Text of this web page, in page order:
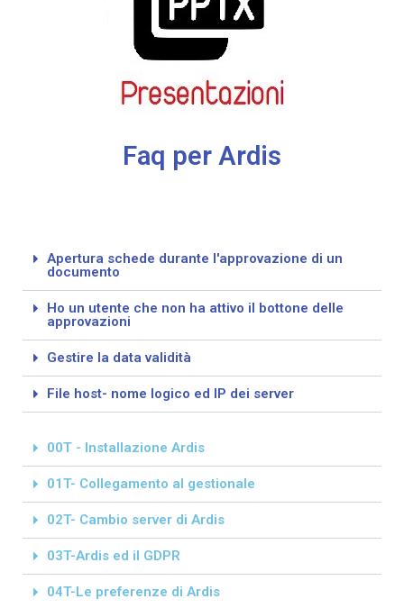
Faq per Ardis
Apertura schede durante l'approvazione di un
documento
Ho un utente che non ha attivo il bottone delle
approvazioni
Gestire la data validità
File host- nome logico ed IP dei server
00T - Installazione Ardis
01T- Collegamento al gestionale
02T- Cambio server di Ardis
03T-Ardis ed il GDPR
04T-Le preferenze di Ardis